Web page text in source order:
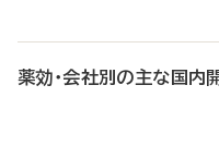
薬効・会社別の主な国内